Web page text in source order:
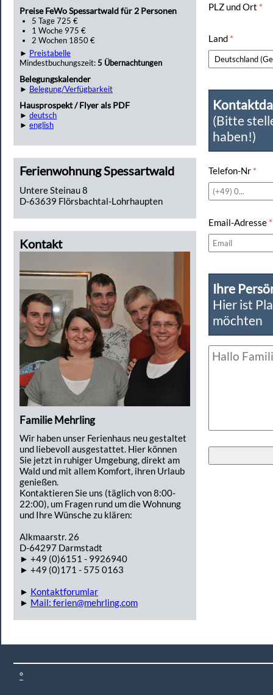
Preise FeWo Spessartwald für 2 Personen
5 Tage 725 €
1 Woche 975 €
2 Wochen 1850 €
► Preistabelle
Mindestbuchungszeit:5 Übernachtungen
Belegungskalender
► Belegung/Verfügbarkeit
Hausprospekt / Flyer als PDF
► deutsch
► english
Ferienwohnung Spessartwald
Untere Steinau 8
D-63639 Flörsbachtal-Lohrhaupten
Kontakt
Familie Mehrling
Wir haben unser Ferienhaus neu gestaltet
und liebevoll ausgestattet. Hier können
Sie jetzt in ruhiger Umgebung, direkt am
Wald und mit allem Komfort, ihren Urlaub
genießen.
Kontaktieren Sie uns (täglich von 8:00-
22:00), um Fragen rund um die Wohnung
und Ihre Wünsche zu klären:
Alkmaarstr. 26
D-64297 Darmstadt
► +49 (0)6151 - 9926940
► +49 (0)171 - 575 0163
► Kontaktforumlar
► Mail: ferien@mehrling.com
PLZ und Ort *
Land *
(Bitte
haben!)
Telefon-Nr *
Email-Adresse *
Ihre
Hier ist
möchten
°